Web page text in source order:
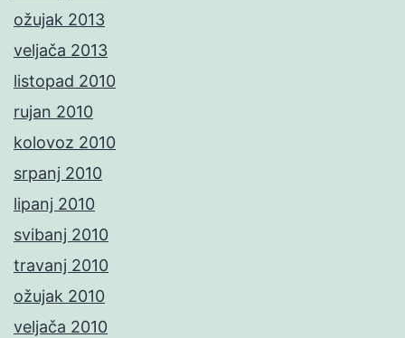
ožujak 2013
veljača 2013
listopad 2010
rujan 2010
kolovoz 2010
srpanj 2010
lipanj 2010
svibanj 2010
travanj 2010
ožujak 2010
veljača 2010